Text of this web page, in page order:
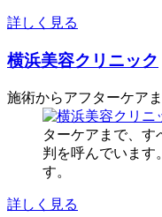
詳しく見る
横浜美容クリニック
施術からアフターケア
ターケアまで、す
判を呼んでいます
す。
詳しく見る